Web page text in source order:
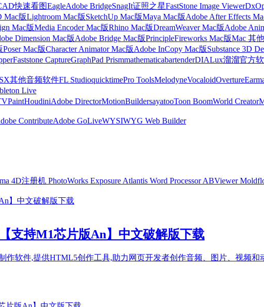
快速看图EagleAdobe BridgeSnagIt证照之星FastStone Image ViewerDxO
Mac版Lightroom Mac版SketchUp Mac版Maya Mac版Adobe After Effects
Mac版Media Encoder Mac版Rhino Mac版DreamWeaver Mac版Adobe
Dimension Mac版Adobe Bridge Mac版PrincipleFireworks Mac版Mac 其
Poser Mac版Character Animator Mac版Adobe InCopy Mac版Substance 3D
Faststone CaptureGraphPad PrismmathematicabartenderDIALux溜溜官方
其他音频软件FL StudioquicktimePro ToolsMelodyneVocaloidOverture
Live
HoudiniAdobe DirectorMotionBuildersayatooToon BoomWorld Creator
ContributeAdobe GoLiveWYSIWYG Web Builder
4D注册机 PhotoWorks Exposure Atlantis Word Processor ABViewer
支持M1芯片版An】中文破解版下载
作软件,提供HTML5创作工具,助力网页开发者创作音频、图片、视频和